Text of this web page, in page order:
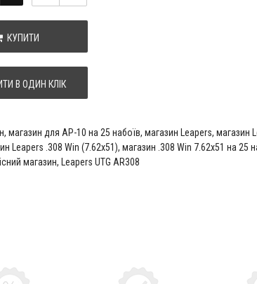
КУПИТИ
В ОДИН КЛІК
, магазин для АР-10 на 25 набоїв, магазин Leapers, магазин
Leapers .308 Win (7.62х51), магазин .308 Win 7.62х51 на 25
магазин, Leapers UTG AR308